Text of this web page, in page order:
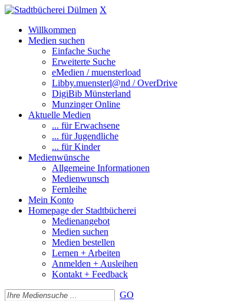
X
Willkommen
Medien suchen
Einfache Suche
Erweiterte Suche
eMedien / muensterload
Libby.muensterl@nd / OverDrive
DigiBib Münsterland
Munzinger Online
Aktuelle Medien
... für Erwachsene
... für Jugendliche
... für Kinder
Medienwünsche
Allgemeine Informationen
Medienwunsch
Fernleihe
Mein Konto
Homepage der Stadtbücherei
Medienangebot
Medien suchen
Medien bestellen
Lernen + Arbeiten
Anmelden + Ausleihen
Kontakt + Feedback
GO